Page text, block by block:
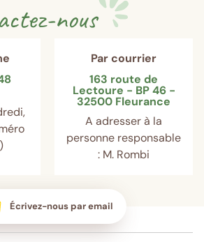
nous
Par courrier
163 route de
Lectoure - BP 46 -
32500 Fleurance
A adresser à la
personne responsable
: M. Rombi
Écrivez-nous par email